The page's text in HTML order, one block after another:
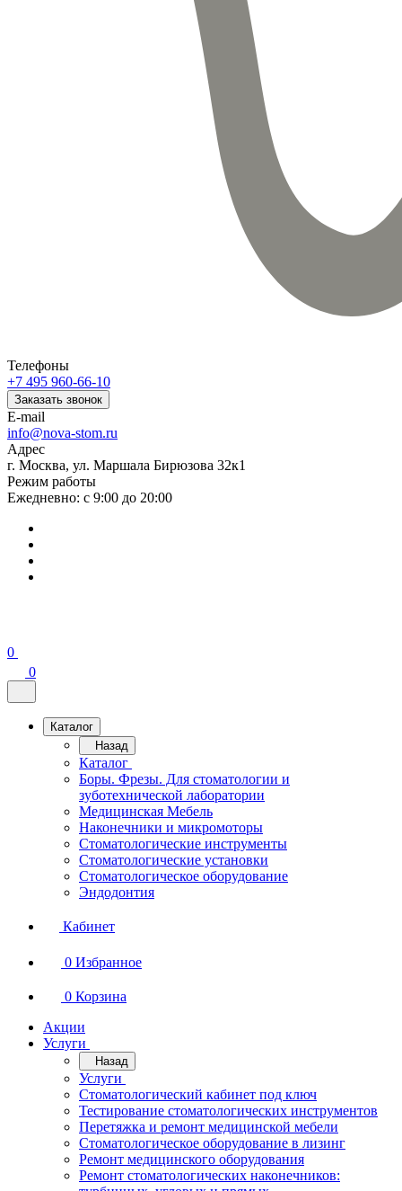
Телефоны
+7 495 960-66-10
Заказать звонок
E-mail
info@nova-stom.ru
Адрес
г. Москва, ул. Маршала Бирюзова 32к1
Режим работы
Ежедневно: с 9:00 до 20:00
0
0
Каталог
Назад
Каталог
Боры. Фрезы. Для стоматологии и
зуботехнической лаборатории
Медицинская Мебель
Наконечники и микромоторы
Стоматологические инструменты
Стоматологические установки
Стоматологическое оборудование
Эндодонтия
Кабинет
0 Избранное
0 Корзина
Акции
Услуги
Назад
Услуги
Стоматологический кабинет под ключ
Тестирование стоматологических инструментов
Перетяжка и ремонт медицинской мебели
Стоматологическое оборудование в лизинг
Ремонт медицинского оборудования
Ремонт стоматологических наконечников: